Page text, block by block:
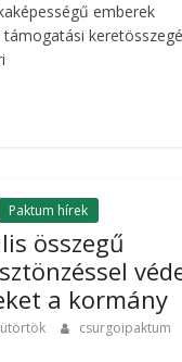
emberek
Paktum hírek
összegű
a kormány
csurgoipaktum